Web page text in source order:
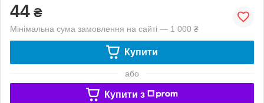
44 ₴
Мінімальна сума замовлення на сайті — 1 000 ₴
Купити
або
Купити з